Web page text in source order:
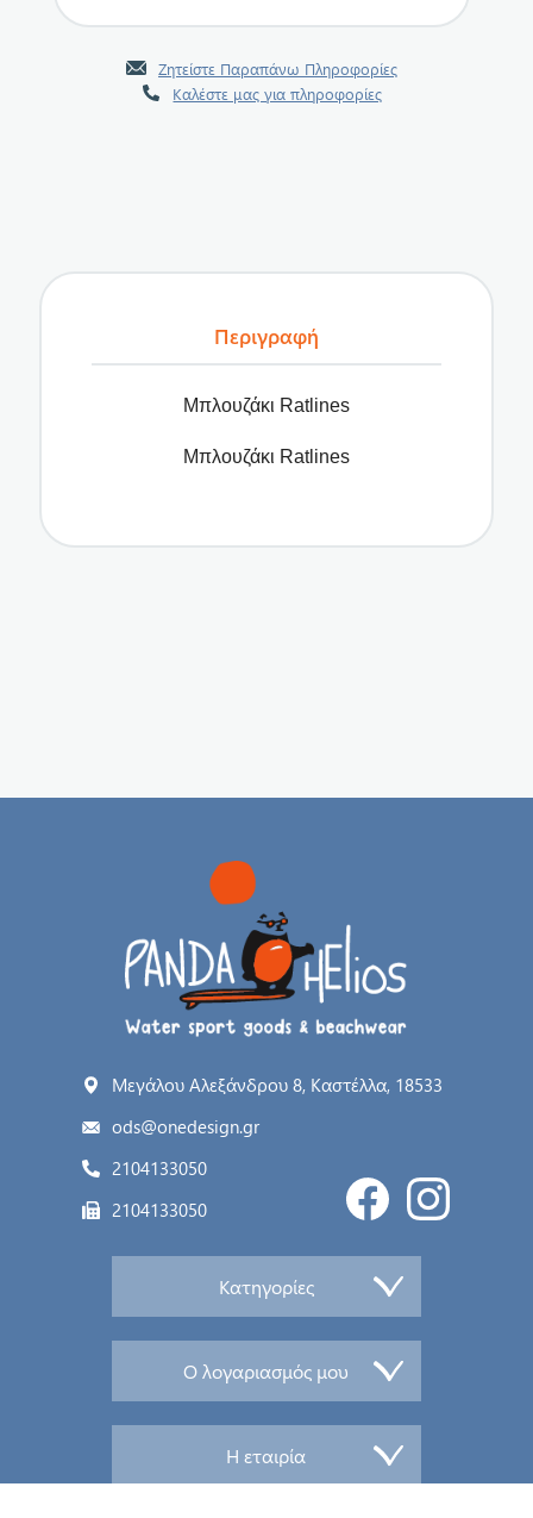
Ζητείστε Παραπάνω Πληροφορίες
Καλέστε μας για πληροφορίες
Περιγραφή
Μπλουζάκι Ratlines
Μπλουζάκι Ratlines
Μεγάλου Αλεξάνδρου 8, Καστέλλα, 18533
ods@onedesign.gr
2104133050
2104133050
Κατηγορίες
Ο λογαριασμός μου
Η εταιρία